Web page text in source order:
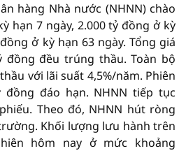
hàng Nhà nước (NHNN) chào
hạn 7 ngày, 2.000 tỷ đồng ở kỳ
ở kỳ hạn 63 ngày. Tổng giá
đồng đều trúng thầu. Toàn bộ
với lãi suất 4,5%/năm. Phiên
đồng đáo hạn. NHNN tiếp tục
Theo đó, NHNN hút ròng
Khối lượng lưu hành trên
hôm nay ở mức khoảng